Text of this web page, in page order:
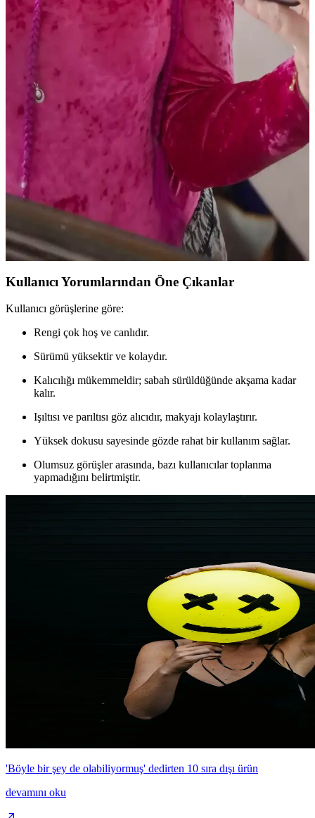
Soğuk alt tonlu açık tenliler için pembe, mauve ve nude tonlarında
doğal dudak renkleri ve uygun ürünler detaylıca inceleniyor. Günlük
kullanımda tercih edilen lip balmlar, rujlar ve glosslar ele alınıyor.
Dijital Kameralarla Işıltılı Makyajın Fotoğraflarda
Canlı ve Parlak Görünmesi
Dijital kameralar, metalik ve ışıltılı makyaj ürünlerinin yansımalarını
yüksek çözünürlükte yakalayarak makyajın fotoğraflarda canlı ve
parlak görünmesini sağlar. Doğru ürün seçimi ve ışıklandırma
önemlidir.
Mat Ruj Kullanarak Kaşlarda Canlı Renk ve
Yaratıcı Şekillendirme Teknikleri
Mat rujlar, kaşlarda canlı renkler ve doğal görünüm sağlar. Pudra ile
sabitleme, kalıcılığı artırır. Kuyruk kısmı şekillendirme gibi yaratıcı
tekniklerle kişisel ifade güçlenir.
Kullanıcı Yorumlarından Öne Çıkanlar
Kullanıcı görüşlerine göre:
Rengi çok hoş ve canlıdır.
Sürümü yüksektir ve kolaydır.
Kalıcılığı mükemmeldir; sabah sürüldüğünde akşama kadar
kalır.
Işıltısı ve parıltısı göz alıcıdır, makyajı kolaylaştırır.
Yüksek dokusu sayesinde gözde rahat bir kullanım sağlar.
Olumsuz görüşler arasında, bazı kullanıcılar toplanma
yapmadığını belirtmiştir.
'Böyle bir şey de olabiliyormuş' dedirten 10 sıra dışı ürün
devamını oku